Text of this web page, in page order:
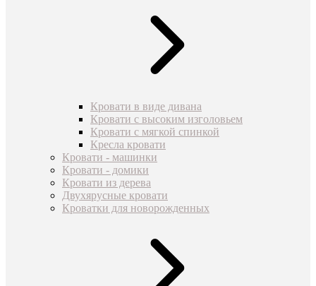
Кровати в виде дивана
Кровати с высоким изголовьем
Кровати с мягкой спинкой
Кресла кровати
Кровати - машинки
Кровати - домики
Кровати из дерева
Двухярусные кровати
Кроватки для новорожденных